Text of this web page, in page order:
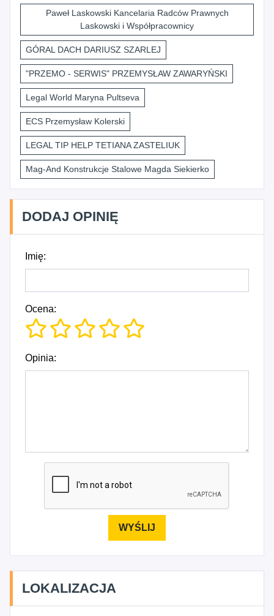
Paweł Laskowski Kancelaria Radców Prawnych
Laskowski i Współpracownicy
GÓRAL DACH DARIUSZ SZARLEJ
"PRZEMO - SERWIS" PRZEMYSŁAW ZAWARYŃSKI
Legal World Maryna Pultseva
ECS Przemysław Kolerski
LEGAL TIP HELP TETIANA ZASTELIUK
Mag-And Konstrukcje Stalowe Magda Siekierko
DODAJ OPINIĘ
Imię:
Ocena:
Opinia:
LOKALIZACJA